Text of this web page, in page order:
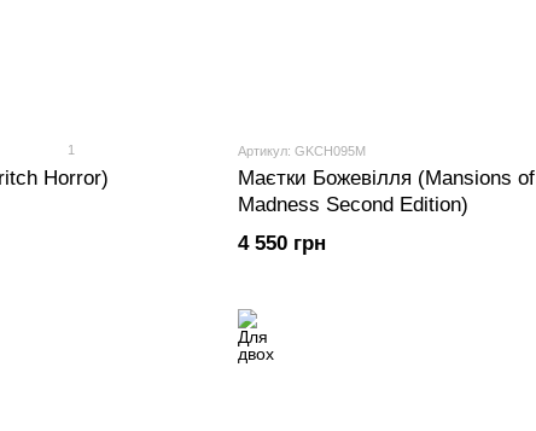
1
Horror)
Артикул: GKCH095M
Маєтки Божевілля (Mansions of
Madness Second Edition)
4 550 грн